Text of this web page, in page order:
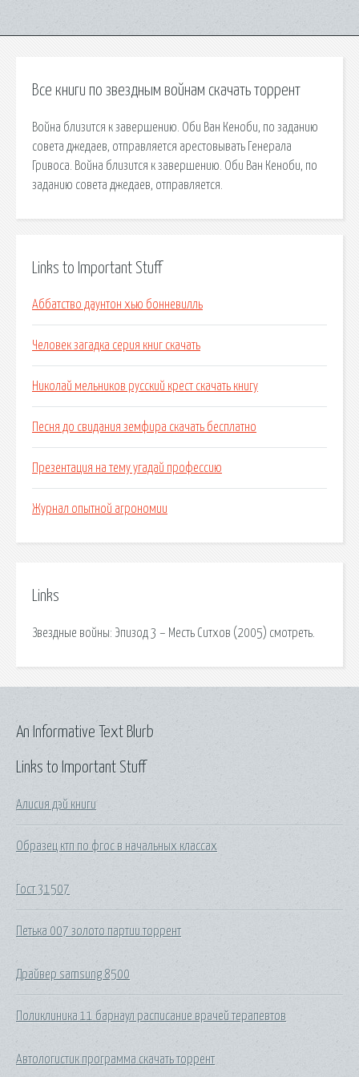
Все книги по звездным войнам скачать торрент
Война близится к завершению. Оби Ван Кеноби, по заданию
совета джедаев, отправляется арестовывать Генерала
Гривоса. Война близится к завершению. Оби Ван Кеноби, по
заданию совета джедаев, отправляется.
Links to Important Stuff
Аббатство даунтон хью бонневилль
Человек загадка серия книг скачать
Николай мельников русский крест скачать книгу
Песня до свидания земфира скачать бесплатно
Презентация на тему угадай профессию
Журнал опытной агрономии
Links
Звездные войны: Эпизод 3 – Месть Ситхов (2005) смотреть.
Links to Important Stuff
Алисия дэй книги
Образец ктп по фгос в начальных классах
Гост 31507
Петька 007 золото партии торрент
Драйвер samsung 8500
Поликлиника 11 барнаул расписание врачей терапевтов
Автологистик программа скачать торрент
An Informative Text Blurb